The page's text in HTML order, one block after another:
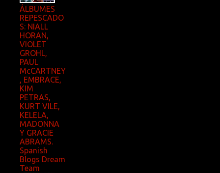
ÁLBUMES
REPESCADO
S: NIALL
HORAN,
VIOLET
GROHL,
PAUL
McCARTNEY
, EMBRACE,
KIM
PETRAS,
KURT VILE,
KELELA,
MADONNA
Y GRACIE
ABRAMS.
Spanish
Blogs Dream
Team